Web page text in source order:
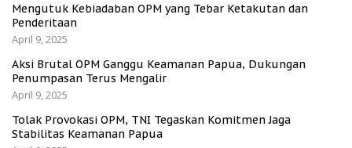
Mengutuk Kebiadaban OPM yang Tebar Ketakutan dan
Penderitaan
April 9, 2025
Aksi Brutal OPM Ganggu Keamanan Papua, Dukungan
Penumpasan Terus Mengalir
April 9, 2025
Tolak Provokasi OPM, TNI Tegaskan Komitmen Jaga
Stabilitas Keamanan Papua